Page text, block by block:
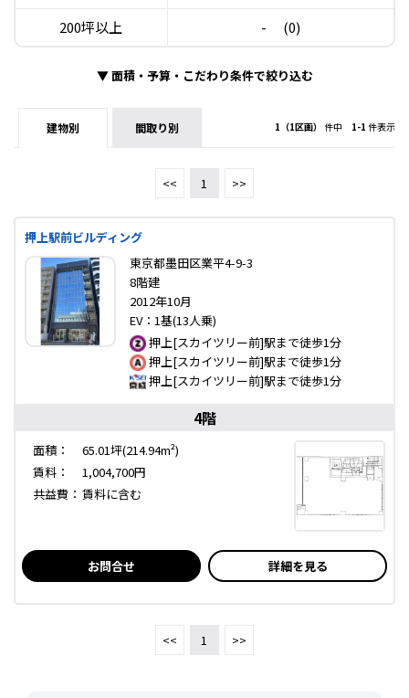
200坪以上
- (0)
▼面積・予算・こだわり条件で絞り込む
建物別 間取り別 1（1区画） 件中 1-1 件表示
<< 1 >>
押上駅前ビルディング
東京都墨田区業平4-9-3
8階建
2012年10月
EV：1基(13人乗)
押上[スカイツリー前]駅まで徒歩1分
押上[スカイツリー前]駅まで徒歩1分
押上[スカイツリー前]駅まで徒歩1分
4階
面積：
65.01坪(214.94m²)
賃料：
1,004,700円
共益費： 賃料に含む
お問合せ 詳細を見る
<< 1 >>